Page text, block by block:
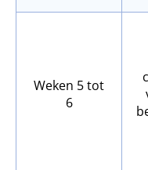
Weken 5 tot
6